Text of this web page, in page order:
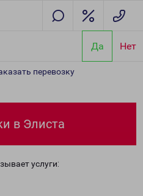
Да Нет
перевозку
в Элиста
услуги: